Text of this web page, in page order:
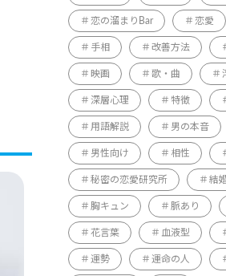
恋の溜まりBar 恋愛
手相 改善方法
映画 歌・曲
深層心理 特徴
用語解説 男の本音
男性向け 相性
秘密の恋愛研究所 結
胸キュン 脈あり
花言葉 血液型
運勢 運命の人